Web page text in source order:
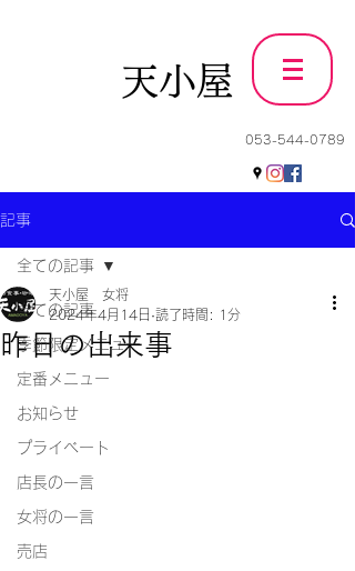
天小屋
053-544-0789
記事
全ての記事
季節限定メニュー
定番メニュー
お知らせ
プライベート
店長の一言
女将の一言
売店
全ての記事
昨日の出来事
天小屋 女将
2024年4月14日 読了時間: 1分